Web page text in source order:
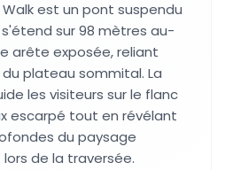
Walk est un pont suspendu
sur 98 mètres au-
arête exposée, reliant
plateau sommital. La
les visiteurs sur le flanc
escarpé tout en révélant
du paysage
de la traversée.